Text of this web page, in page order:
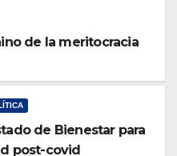
de la meritocracia
de Bienestar para
post-covid